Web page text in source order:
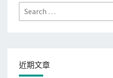
Search
for:
近期文章